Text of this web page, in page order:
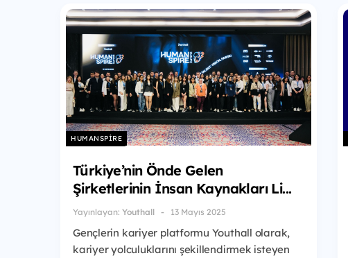
HUMANSPIRE
Türkiye’nin Önde Gelen
Şirketlerinin İnsan Kaynakları Li...
Yayınlayan: Youthall 13 Mayıs 2025
Gençlerin kariyer platformu Youthall olarak,
kariyer yolculuklarını şekillendirmek isteyen